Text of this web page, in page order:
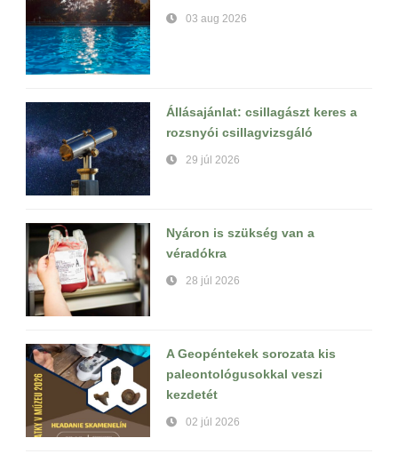
03 aug 2026
Állásajánlat: csillagászt keres a
rozsnyói csillagvizsgáló
29 júl 2026
Nyáron is szükség van a
véradókra
28 júl 2026
A Geopéntekek sorozata kis
paleontológusokkal veszi
kezdetét
02 júl 2026